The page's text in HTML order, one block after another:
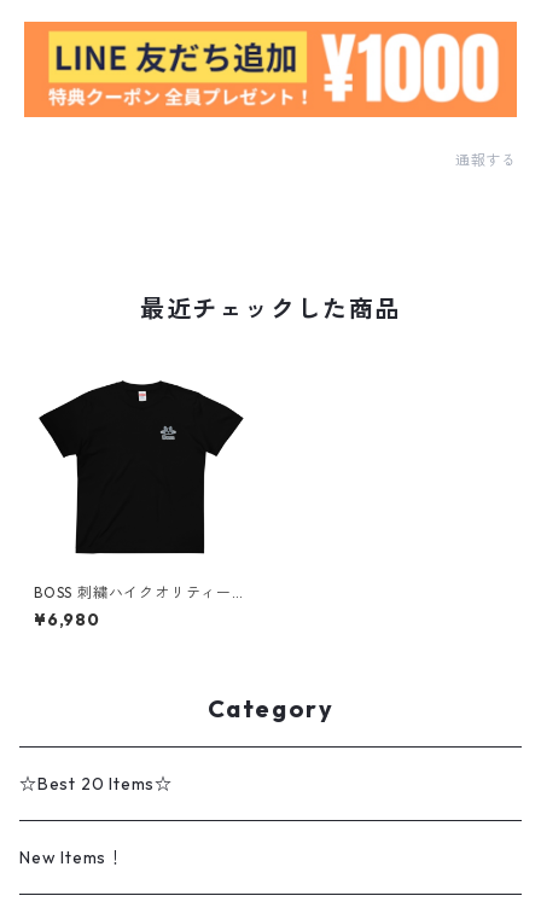
通報する
最近チェックした商品
BOSS 刺繍ハイクオリティーT
シャツ pf0294
¥6,980
Category
☆Best 20 Items☆
New Items！